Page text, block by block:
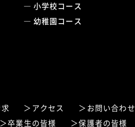
小学校コース
幼稚園コース
アクセス お問い合わせ
卒業生の皆様 保護者の皆様